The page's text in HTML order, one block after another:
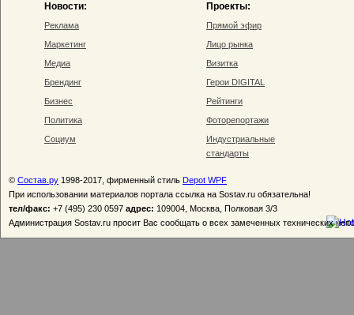
Новости:
Реклама
Маркетинг
Медиа
Брендинг
Бизнес
Политика
Социум
Проекты:
Прямой эфир
Лицо рынка
Визитка
Герои DIGITAL
Рейтинги
Фоторепортажи
Индустриальные
стандарты
© Состав.ру 1998-2017, фирменный стиль Depot WPF
При использовании материалов портала ссылка на Sostav.ru обязательна!
тел/факс: +7 (495) 230 0597 адрес: 109004, Москва, Полковая 3/3
Администрация Sostav.ru просит Вас сообщать о всех замеченных технических